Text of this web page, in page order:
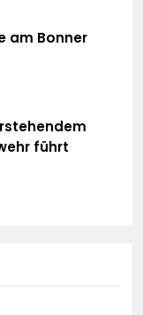
am Bonner
führt